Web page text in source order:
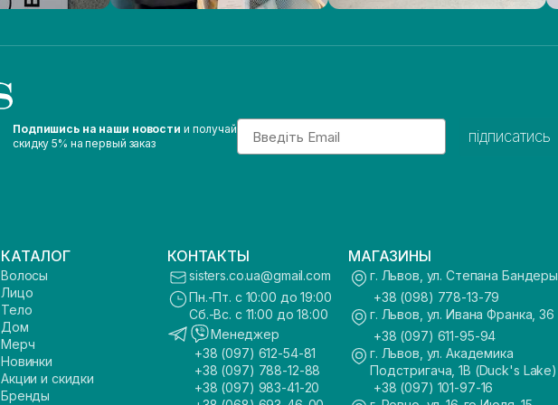
Подпишись на наши новости и получай
скидку 5% на первый заказ
Email
підписатись
КАТАЛОГ
Волосы
Лицо
Тело
Дом
Мерч
Новинки
Акции и скидки
Бренды
КОНТАКТЫ
sisters.co.ua@gmail.com
Пн.-Пт. с 10:00 до 19:00
Сб.-Вс. с 11:00 до 18:00
Менеджер
+38 (097) 612-54-81
+38 (097) 788-12-88
+38 (097) 983-41-20
МАГАЗИНЫ
г. Львов, ул. Степана
+38 (098) 778-13-79
г. Львов, ул. Ивана Франка, 36
+38 (097) 611-95-94
г. Львов, ул. Академика
Подстригача, 1В (Duck's Lake)
+38 (097) 101-97-16